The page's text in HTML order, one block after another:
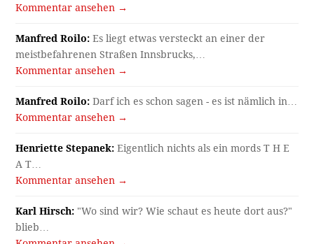
Kommentar ansehen →
Manfred Roilo: Es liegt etwas versteckt an einer der
meistbefahrenen Straßen Innsbrucks,…
Kommentar ansehen →
Manfred Roilo: Darf ich es schon sagen - es ist nämlich in…
Kommentar ansehen →
Henriette Stepanek: Eigentlich nichts als ein mords T H E
A T…
Kommentar ansehen →
Karl Hirsch: "Wo sind wir? Wie schaut es heute dort aus?"
blieb…